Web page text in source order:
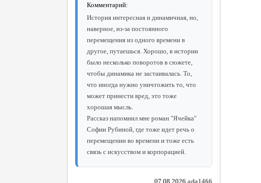
Комментарий:
История интересная и динамичная, но,
наверное, из-за постоянного
перемещения из одного времени в
другое, путаешься. Хорошо, в истории
было несколько поворотов в сюжете,
чтобы динамика не застаивалась. То,
что иногда нужно уничтожить то, что
может принести вред, это тоже
хорошая мысль.
Рассказ напомнил мне роман "Ячейка"
Софии Рубиной, где тоже идет речь о
перемещении во времени и тоже есть
связь с искусством и корпорацией.
07.08.2026 ada1466